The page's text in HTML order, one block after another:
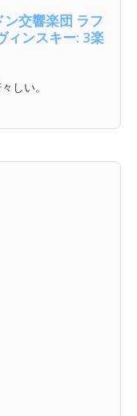
交響楽団 ラフ
ィンスキー: 3楽
しい。